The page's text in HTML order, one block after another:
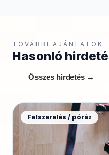
TOVÁBBI AJÁNLATOK
Hasonló
Összes hirdetés →
Felszerelés / póráz